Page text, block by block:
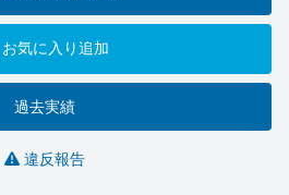
お気に入り追加
過去実績
違反報告